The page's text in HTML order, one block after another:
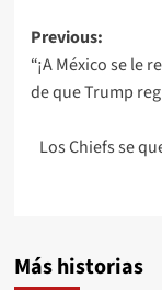
Post
Previous:
“¡A México se le
de que Trump
Los Chiefs se
Más historias